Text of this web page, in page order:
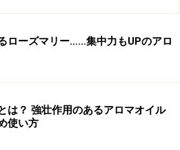
ローズマリー……集中力もUPのアロ
は？ 強壮作用のあるアロマオイル
使い方